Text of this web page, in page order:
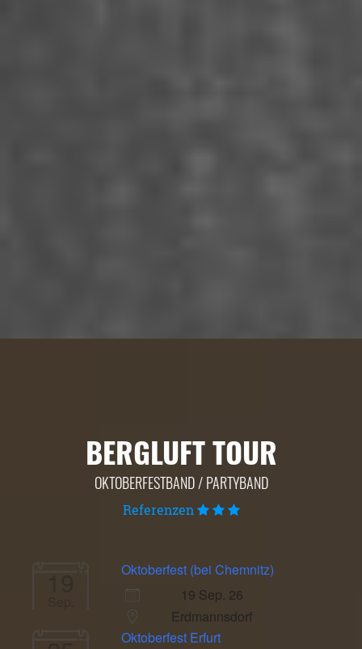
BERGLUFT TOUR
OKTOBERFESTBAND / PARTYBAND
Referenzen
19
Oktoberfest (bei Chemnitz)
19 Sep. 26
Erdmannsdorf
Oktoberfest Erfurt